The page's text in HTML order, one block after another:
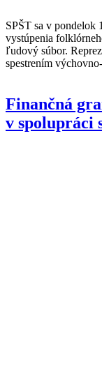
SPŠT sa v pondelok
vystúpenia
ľudový súbor.
spestrením
Finančná
v spolupráci